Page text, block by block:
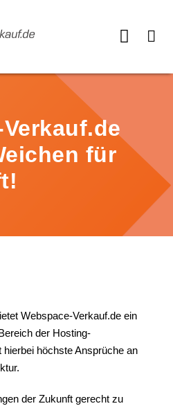
für
Webspace-Verkauf.de ein
der Hosting-
höchste Ansprüche an
der Zukunft gerecht zu